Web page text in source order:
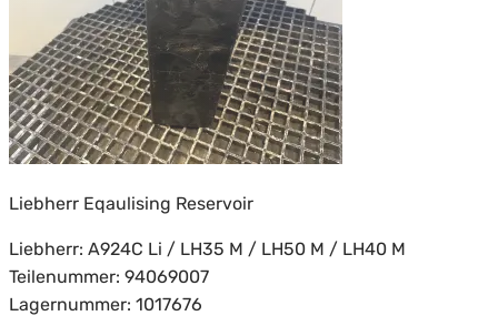
Liebherr Eqaulising Reservoir
Liebherr: A924C Li / LH35 M / LH50 M / LH40 M
Teilenummer: 94069007
Lagernummer: 1017676